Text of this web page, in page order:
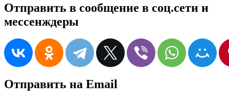
Отправить в сообщение в соц.сети и
мессенждеры
Отправить на Email